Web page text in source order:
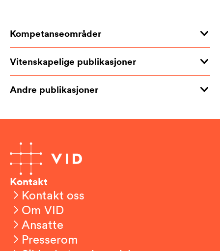
Kompetanseområder
Vitenskapelige publikasjoner
Andre publikasjoner
Kontakt
Kontakt oss
Om VID
Ansatte
Presserom